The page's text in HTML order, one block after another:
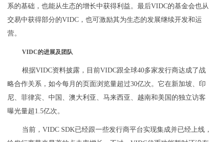
系的基础，也能从生态的增长中获得利益。最后VIDC的基金会也从
交易中获得部分的VIDC，也可激励其为生态的发展继续开发和运
营。
VIDC的进展及团队
根据VIDC资料披露，目前VIDC跟全球40多家发行商达成了战
略合作关系，如今每月的页面浏览量超过30亿次。它在新加坡、印
尼、菲律宾、中国、澳大利亚、马来西亚、越南和美国的独立访客
曝光量超1.5亿次。
当前，VIDC SDK已经跟一些发行商平台实现集成并已经上线，